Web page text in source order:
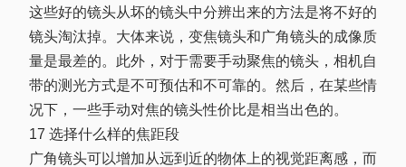
这些好的镜头从坏的镜头中分辨出来的方法是将不好的
镜头淘汰掉。大体来说，变焦镜头和广角镜头的成像质
量是最差的。此外，对于需要手动聚焦的镜头，相机自
带的测光方式是不可预估和不可靠的。然后，在某些情
况下，一些手动对焦的镜头性价比是相当出色的。
17 选择什么样的焦距段
广角镜头可以增加从远到近的物体上的视觉距离感，而